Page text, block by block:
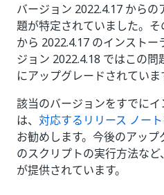
バージョン 2022.4.17 から
題が特定されていました。
から 2022.4.17 のインスト
ジョン 2022.4.18 ではこの
にアップグレードされていま
該当のバージョンをすでに
は、 対応するリリース ノート
お勧めします。今後のアッ
のスクリプトの実行方法な
が提供されています。